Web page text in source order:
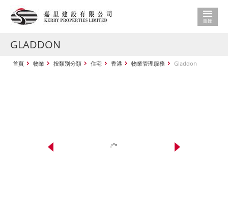
GLADDON
首頁 物業 按類別分類 住宅 香港 物業管理服務 Gladdon